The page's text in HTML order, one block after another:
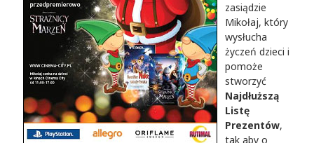
zasiądzie
Mikołaj, który
wysłucha
życzeń dzieci i
pomoże
stworzyć
Najdłuższą
Listę
Prezentów,
tak aby o